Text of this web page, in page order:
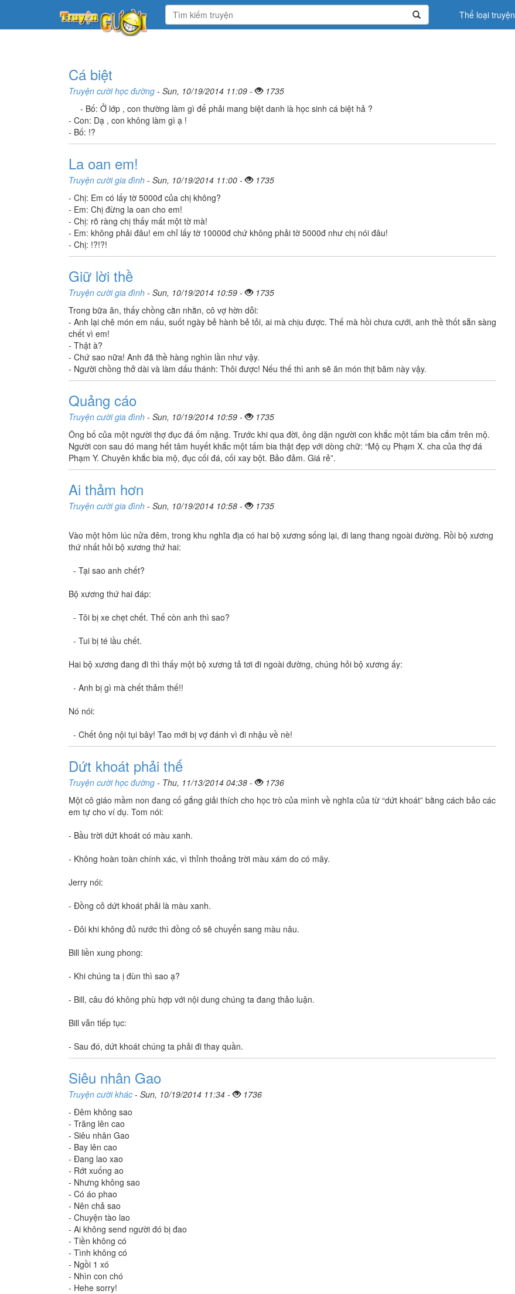
Thể loại truyện
Cá biệt
Truyện cười học đường - Sun, 10/19/2014 11:09 -
1735
- Bố: Ở lớp , con thường làm gì để phải mang biệt danh là học sinh cá biệt hả ?
- Con: Dạ , con không làm gì ạ !
- Bố: !?
La oan em!
Truyện cười gia đình - Sun, 10/19/2014 11:00 -
1735
- Chị: Em có lấy tờ 5000đ của chị không?
- Em: Chị đừng la oan cho em!
- Chị: rõ ràng chị thấy mất một tờ mà!
- Em: không phải đâu! em chỉ lấy tờ 10000đ chứ không phải tờ 5000đ như chị nói đâu!
- Chị: !?!?!
Giữ lời thề
Truyện cười gia đình - Sun, 10/19/2014 10:59 -
1735
Trong bữa ăn, thấy chồng cằn nhằn, cô vợ hờn dỗi:
- Anh lại chê món em nấu, suốt ngày bẻ hành bẻ tỏi, ai mà chịu được. Thế mà hồi chưa cưới, anh thề thốt sẵn sàng
chết vì em!
- Thật à?
- Chứ sao nữa! Anh đã thề hàng nghìn lần như vậy.
- Người chồng thở dài và làm dấu thánh: Thôi được! Nếu thế thì anh sẽ ăn món thịt băm này vậy.
Quảng cáo
Truyện cười gia đình - Sun, 10/19/2014 10:59 -
1735
Ông bố của một người thợ đục đá ốm nặng. Trước khi qua đời, ông dặn người con khắc một tấm bia cắm trên mộ.
Người con sau đó mang hết tâm huyết khắc một tấm bia thật đẹp với dòng chữ: “Mộ cụ Phạm X. cha của thợ đá
Phạm Y. Chuyên khắc bia mộ, đục cối đá, cối xay bột. Bảo đảm. Giá rẻ”.
Ai thảm hơn
Truyện cười gia đình - Sun, 10/19/2014 10:58 - 1735
Vào một hôm lúc nửa đêm, trong khu nghĩa địa có hai bộ xương sống lại, đi lang thang ngoài đường. Rồi bộ xương
thứ nhất hỏi bộ xương thứ hai:
- Tại sao anh chết?
Bộ xương thứ hai đáp:
- Tôi bị xe chẹt chết. Thế còn anh thì sao?
- Tui bị té lầu chết.
Hai bộ xương đang đi thì thấy một bộ xương tả tơi đi ngoài đường, chúng hỏi bộ xương ấy:
- Anh bị gì mà chết thảm thế!!
Nó nói:
- Chết ông nội tụi bây! Tao mới bị vợ đánh vì đi nhậu về nè!
Dứt khoát phải thế
Truyện cười học đường - Thu, 11/13/2014 04:38 -
1736
Một cô giáo mầm non đang cố gắng giải thích cho học trò của mình về nghĩa của từ “dứt khoát” bằng cách bảo các
em tự cho ví dụ. Tom nói:
- Bầu trời dứt khoát có màu xanh.
- Không hoàn toàn chính xác, vì thỉnh thoảng trời màu xám do có mây.
Jerry nói:
- Đồng cỏ dứt khoát phải là màu xanh.
- Đôi khi không đủ nước thì đồng cỏ sẽ chuyển sang màu nâu.
Bill liền xung phong:
- Khi chúng ta ị đùn thì sao ạ?
- Bill, câu đó không phù hợp với nội dung chúng ta đang thảo luận.
Bill vẫn tiếp tục:
- Sau đó, dứt khoát chúng ta phải đi thay quần.
Siêu nhân Gao
Truyện cười khác - Sun, 10/19/2014 11:34 -
1736
- Đêm không sao
- Trăng lên cao
- Siêu nhân Gao
- Bay lên cao
- Đang lao xao
- Rớt xuống ao
- Nhưng không sao
- Có áo phao
- Nên chả sao
- Chuyện tào lao
- Ai không send người đó bị đao
- Tiền không có
- Tình không có
- Ngồi 1 xó
- Nhìn con chó
- Hehe sorry!